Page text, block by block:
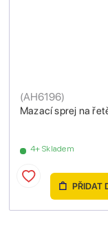
Mazací sprej na
(AH6196)
4+ Skladem
PŘIDAT